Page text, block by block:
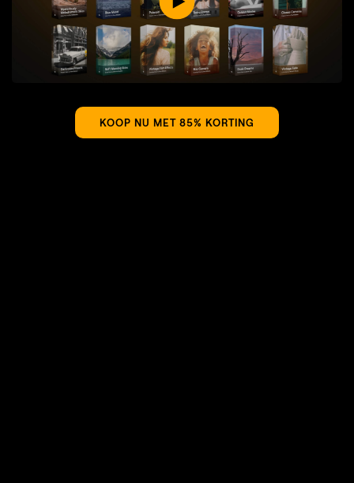
KOOP NU MET 85% KORTING